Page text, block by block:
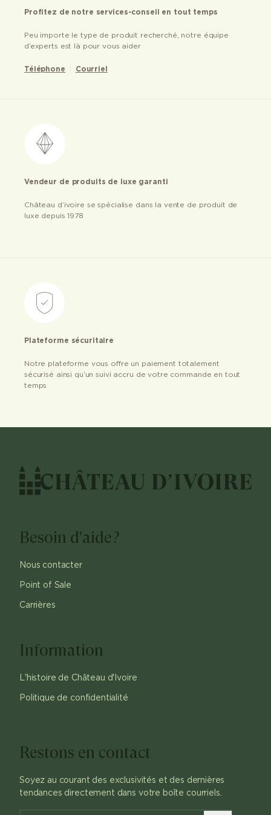
Profitez de notre services-conseil en tout temps
Peu importe le type de produit recherché, notre équipe
d’experts est là pour vous aider
Téléphone Courriel
Vendeur de produits de luxe garanti
Château d’ivoire se spécialise dans la vente de produit de
luxe depuis 1978
Plateforme sécuritaire
Notre plateforme vous offre un paiement totalement
sécurisé ainsi qu’un suivi accru de votre commande en tout
temps
Besoin d'aide?
Nous contacter
Point of Sale
Carrières
Information
L'histoire de Château d'Ivoire
Politique de confidentialité
Restons en contact
Soyez au courant des exclusivités et des dernières
tendances directement dans votre boîte courriels.